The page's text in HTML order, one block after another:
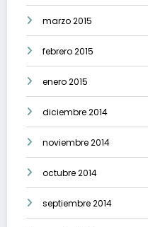
marzo 2015
febrero 2015
enero 2015
diciembre 2014
noviembre 2014
octubre 2014
septiembre 2014